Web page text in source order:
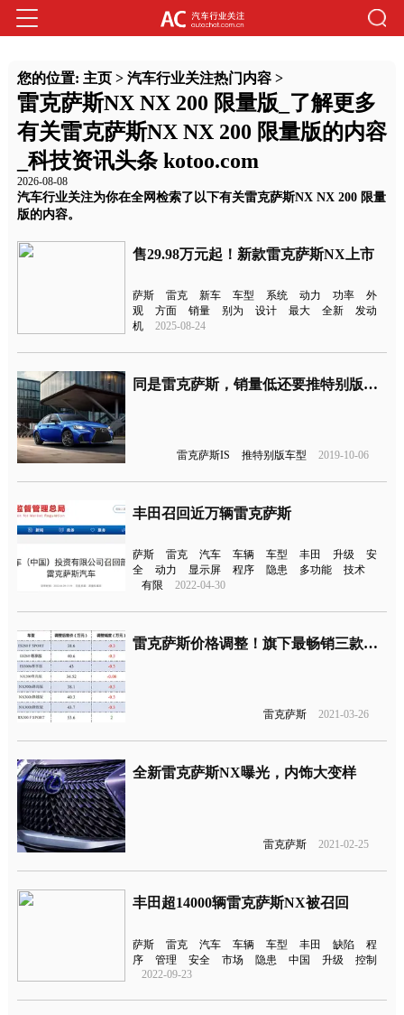
您的位置: 主页> 汽车行业关注热门内容>
雷克萨斯NX NX 200 限量版_了解更多
有关雷克萨斯NX NX 200 限量版的内容
_科技资讯头条 kotoo.com
2026-08-08
汽车行业关注为你在全网检索了以下有关雷克萨斯NX NX 200 限量
版的内容。
售29.98万元起！新款雷克萨斯NX上市
萨斯 雷克 新车 车型 系统 动力 功率
外
观
方面 销量 别为 设计 最大 全新
发动
机
2025-08-24
同是雷克萨斯，销量低还要推特别版车型，限量900台
雷克萨斯IS 推特别版车型 2019-10-06
丰田召回近万辆雷克萨斯
萨斯 雷克 汽车 车辆 车型 丰田 升级
安
全
动力 显示屏 程序 隐患 多功能
技术
有限
2022-04-30
雷克萨斯价格调整！旗下最畅销三款车型降3000涨2万
雷克萨斯 2021-03-26
全新雷克萨斯NX曝光，内饰大变样
雷克萨斯 2021-02-25
丰田超14000辆雷克萨斯NX被召回
萨斯 雷克 汽车 车辆 车型 丰田 缺陷
程
序
管理 安全 市场 隐患 中国 升级
控制
2022-09-23